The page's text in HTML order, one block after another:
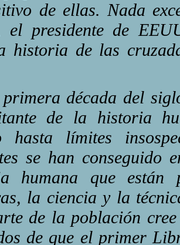
de ellas. Nada
el presidente de
historia de las
década del siglo
de la historia
hasta límites
se han conseguido
humana que
la ciencia y la
de la población
de que el primer